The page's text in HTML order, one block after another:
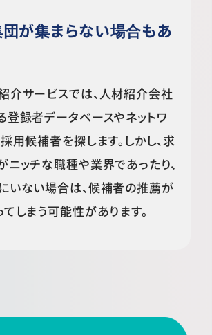
が集まらない場合もあ
介サービスでは、人材紹介会社
登録者データベースやネットワ
用候補者を探します。しかし、求
ニッチな職種や業界であったり、
いない場合は、候補者の推薦が
しまう可能性があります。